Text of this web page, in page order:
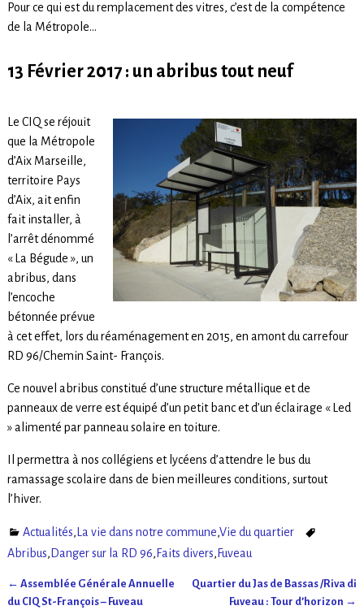
Pour ce qui est du remplacement des vitres, c’est de la compétence
de la Métropole…
13 Février 2017 : un abribus tout neuf
Le CIQ se réjouit
que la Métropole
d’Aix Marseille,
territoire Pays
d’Aix, ait enfin
fait installer, à
l’arrêt dénommé
« La Bégude », un
abribus, dans
l’encoche
bétonnée prévue
à cet effet, lors du réaménagement en 2015, en amont du carrefour
RD 96/Chemin Saint- François.
Ce nouvel abribus constitué d’une structure métallique et de
panneaux de verre est équipé d’un petit banc et d’un éclairage « Led
» alimenté par panneau solaire en toiture.
Il permettra à nos collégiens et lycéens d’attendre le bus du
ramassage scolaire dans de bien meilleures conditions, surtout
l’hiver.
Actualités, La vie dans notre commune,Vie du quartier
Abribus, Danger sur la RD 96, Faits divers, Fuveau
Navigation des articles
← Assemblée Générale Annuelle
du CIQ St-François – Fuveau
Quartier du Jas de Bassas /Riva di
Fuveau : Tour d’horizon →